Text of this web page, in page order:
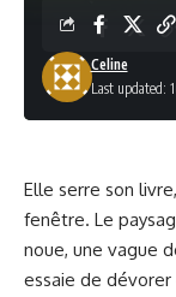
Last updated:
Celine
Elle serre son
fenêtre. Le
noue, une vague
essaie de